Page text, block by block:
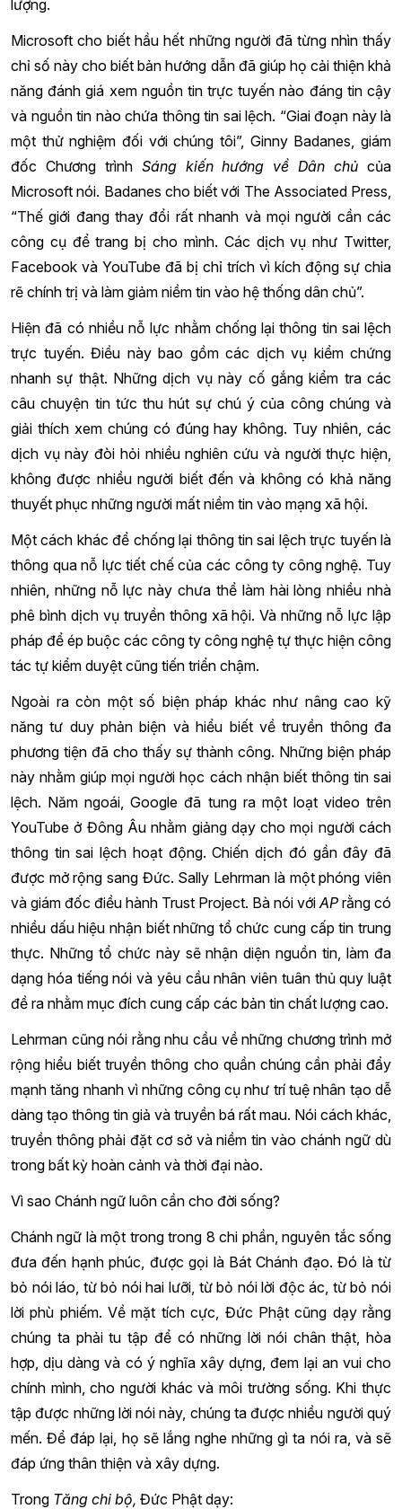
lượng.
Microsoft cho biết hầu hết những người đã từng nhìn thấy
chỉ số này cho biết bản hướng dẫn đã giúp họ cải thiện khả
năng đánh giá xem nguồn tin trực tuyến nào đáng tin cậy
và nguồn tin nào chứa thông tin sai lệch. “Giai đoạn này là
một thử nghiệm đối với chúng tôi”, Ginny Badanes, giám
đốc Chương trìnhSáng kiến hướng về Dân chủ của
Microsoft nói. Badanes cho biết với The Associated Press,
“Thế giới đang thay đổi rất nhanh và mọi người cần các
công cụ để trang bị cho mình. Các dịch vụ như Twitter,
Facebook và YouTube đã bị chỉ trích vì kích động sự chia
rẽ chính trị và làm giảm niềm tin vào hệ thống dân chủ”.
Hiện đã có nhiều nỗ lực nhằm chống lại thông tin sai lệch
trực tuyến. Điều này bao gồm các dịch vụ kiểm chứng
nhanh sự thật. Những dịch vụ này cố gắng kiểm tra các
câu chuyện tin tức thu hút sự chú ý của công chúng và
giải thích xem chúng có đúng hay không. Tuy nhiên, các
dịch vụ này đòi hỏi nhiều nghiên cứu và người thực hiện,
không được nhiều người biết đến và không có khả năng
thuyết phục những người mất niềm tin vào mạng xã hội.
Một cách khác để chống lại thông tin sai lệch trực tuyến là
thông qua nỗ lực tiết chế của các công ty công nghệ. Tuy
nhiên, những nỗ lực này chưa thể làm hài lòng nhiều nhà
phê bình dịch vụ truyền thông xã hội. Và những nỗ lực lập
pháp để ép buộc các công ty công nghệ tự thực hiện công
tác tự kiểm duyệt cũng tiến triển chậm.
Ngoài ra còn một số biện pháp khác như nâng cao kỹ
năng tư duy phản biện và hiểu biết về truyền thông đa
phương tiện đã cho thấy sự thành công. Những biện pháp
này nhằm giúp mọi người học cách nhận biết thông tin sai
lệch. Năm ngoái, Google đã tung ra một loạt video trên
YouTube ở Đông Âu nhằm giảng dạy cho mọi người cách
thông tin sai lệch hoạt động. Chiến dịch đó gần đây đã
được mở rộng sang Đức. Sally Lehrman là một phóng viên
và giám đốc điều hành Trust Project. Bà nói với AP rằng có
nhiều dấu hiệu nhận biết những tổ chức cung cấp tin trung
thực. Những tổ chức này sẽ nhận diện nguồn tin, làm đa
dạng hóa tiếng nói và yêu cầu nhân viên tuân thủ quy luật
đề ra nhằm mục đích cung cấp các bản tin chất lượng cao.
Lehrman cũng nói rằng nhu cầu về những chương trình mở
rộng hiểu biết truyền thông cho quần chúng cần phải đẩy
mạnh tăng nhanh vì những công cụ như trí tuệ nhân tạo dễ
dàng tạo thông tin giả và truyền bá rất mau. Nói cách khác,
truyền thông phải đặt cơ sở và niềm tin vào chánh ngữ dù
trong bất kỳ hoàn cảnh và thời đại nào.
Vì sao Chánh ngữ luôn cần cho đời sống?
Chánh ngữ là một trong trong 8 chi phần, nguyên tắc sống
đưa đến hạnh phúc, được gọi là Bát Chánh đạo. Đó là từ
bỏ nói láo, từ bỏ nói hai lưỡi, từ bỏ nói lời độc ác, từ bỏ nói
lời phù phiếm. Về mặt tích cực, Đức Phật cũng dạy rằng
chúng ta phải tu tập để có những lời nói chân thật, hòa
hợp, dịu dàng và có ý nghĩa xây dựng, đem lại an vui cho
chính mình, cho người khác và môi trường sống. Khi thực
tập được những lời nói này, chúng ta được nhiều người quý
mến. Để đáp lại, họ sẽ lắng nghe những gì ta nói ra, và sẽ
đáp ứng thân thiện và xây dựng.
Trong Tăng chi bộ, Đức Phật dạy: